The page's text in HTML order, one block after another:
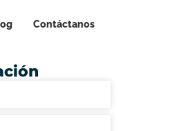
Contáctanos